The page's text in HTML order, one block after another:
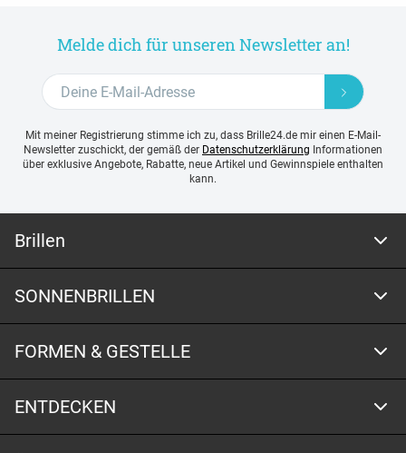
Melde dich für unseren Newsletter an!
Mit meiner Registrierung stimme ich zu, dass Brille24.de mir einen E-Mail-
Newsletter zuschickt, der gemäß der Datenschutzerklärung Informationen
über exklusive Angebote, Rabatte, neue Artikel und Gewinnspiele enthalten
kann.
Brillen
SONNENBRILLEN
FORMEN & GESTELLE
ENTDECKEN